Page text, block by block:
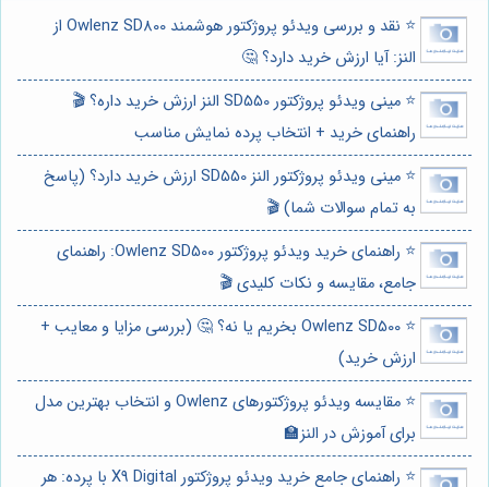
⭐️ نقد و بررسی ویدئو پروژکتور هوشمند Owlenz SD800 از
النز: آیا ارزش خرید دارد؟ 🤔
⭐️ مینی ویدئو پروژکتور SD550 النز ارزش خرید داره؟ 🎬
راهنمای خرید + انتخاب پرده نمایش مناسب
⭐️ مینی ویدئو پروژکتور النز SD550 ارزش خرید دارد؟ (پاسخ
به تمام سوالات شما) 🎬
⭐️ راهنمای خرید ویدئو پروژکتور Owlenz SD500: راهنمای
جامع، مقایسه و نکات کلیدی 🎬
⭐️ Owlenz SD500 بخریم یا نه؟ 🤔 (بررسی مزایا و معایب +
ارزش خرید)
⭐️ مقایسه ویدئو پروژکتورهای Owlenz و انتخاب بهترین مدل
برای آموزش در النز🏫
⭐️ راهنمای جامع خرید ویدئو پروژکتور X9 Digital با پرده: هر